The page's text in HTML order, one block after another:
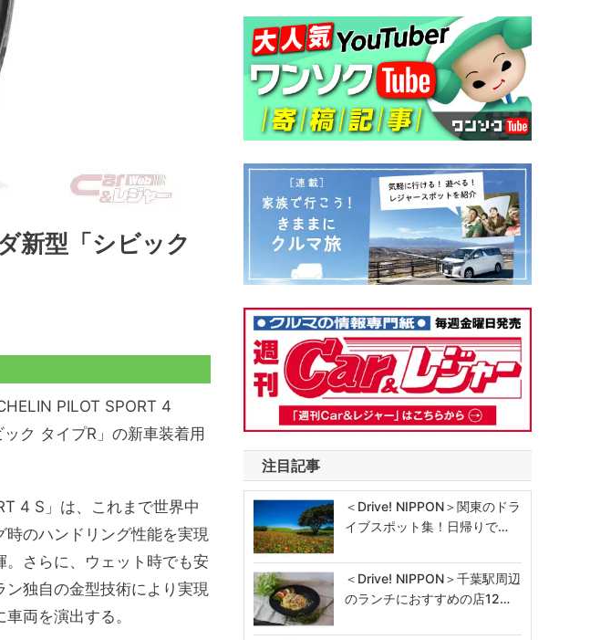
新型「シビック
PILOT SPORT 4
ク タイプR」の新車装着用
4 S」は、これまで世界中
のハンドリング性能を実現
さらに、ウェット時でも安
独自の金型技術により実現
両を演出する。
注目記事
＜Drive! NIPPON＞関東のドラ
イブスポット集！日帰りで…
＜Drive! NIPPON＞千葉駅周辺
のランチにおすすめの店12…